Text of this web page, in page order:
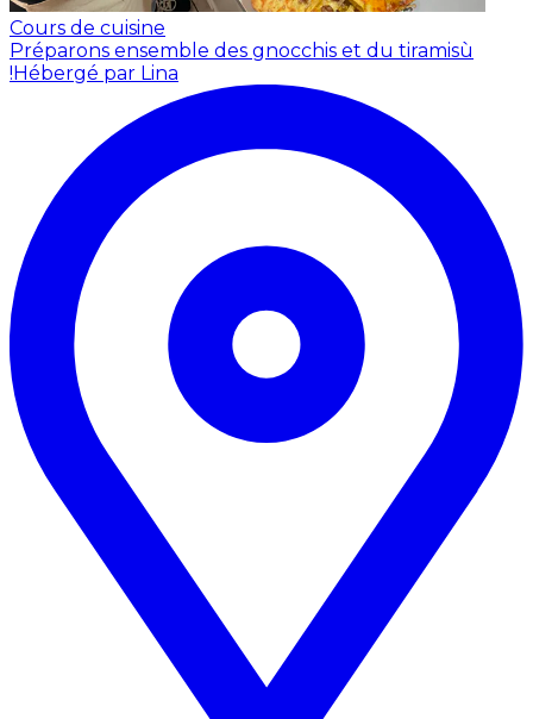
Cours de cuisine
Préparons ensemble des gnocchis et du tiramisù
! Hébergé par Lina